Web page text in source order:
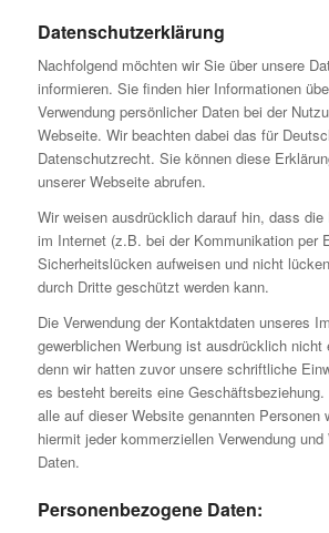
Datenschutzerklärung
Nachfolgend möchten wir Sie über unsere
informieren. Sie finden hier Informationen
Verwendung persönlicher Daten bei der
Webseite. Wir beachten dabei das für
Datenschutzrecht. Sie können diese
unserer Webseite abrufen.
Wir weisen ausdrücklich darauf hin, dass die
im Internet (z.B. bei der Kommunikation per
Sicherheitslücken aufweisen und nicht
durch Dritte geschützt werden kann.
Die Verwendung der Kontaktdaten unseres
gewerblichen Werbung ist ausdrücklich nicht
denn wir hatten zuvor unsere schriftliche
es besteht bereits eine Geschäftsbeziehung.
alle auf dieser Website genannten Personen
hiermit jeder kommerziellen Verwendung und
Daten.
Personenbezogene Daten: